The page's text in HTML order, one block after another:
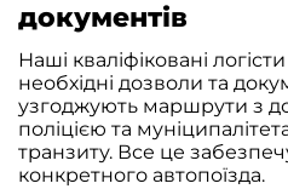
документів
Наші кваліфіковані
необхідні дозволи та
узгоджують маршрути з
поліцією та
транзиту. Все це
конкретного автопоїзда.